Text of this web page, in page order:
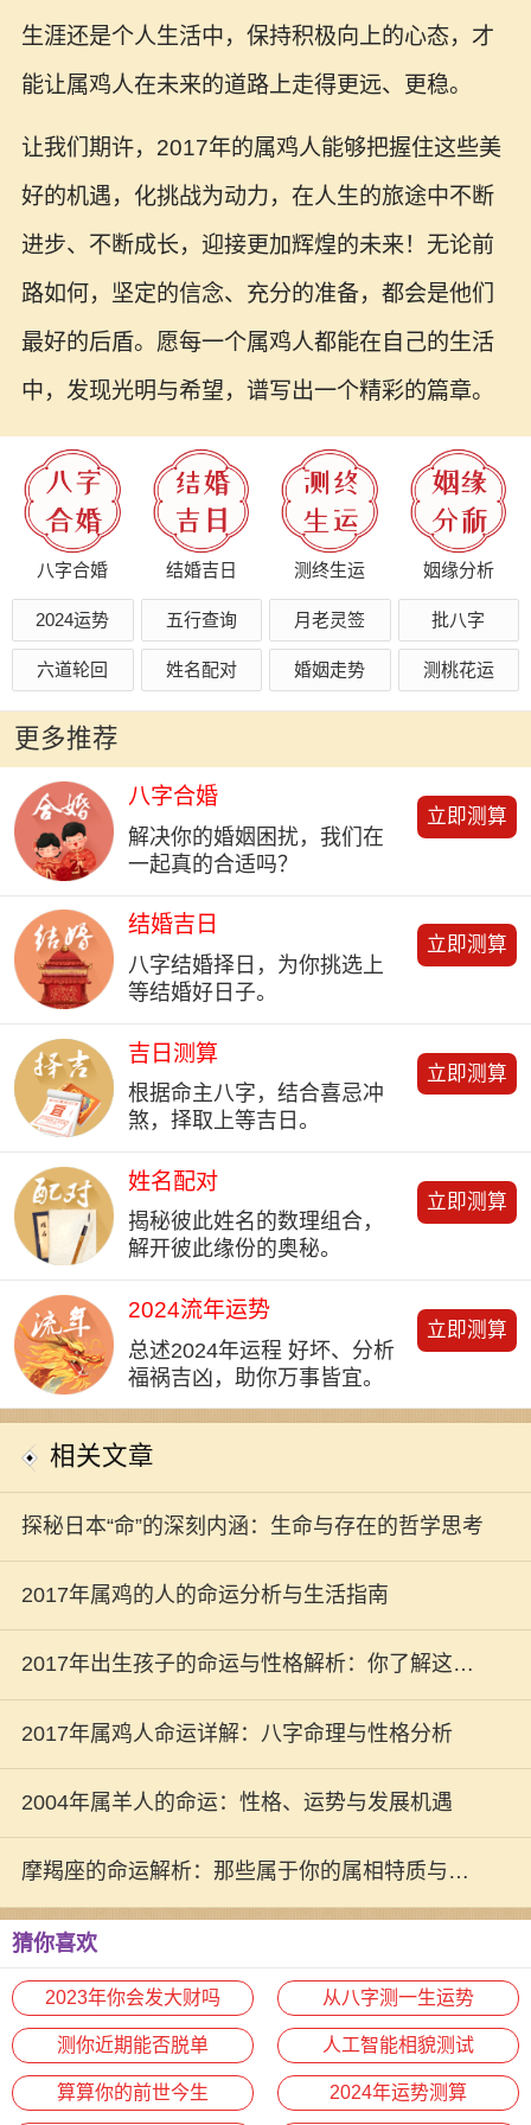
生涯还是个人生活中，保持积极向上的心态，才
能让属鸡人在未来的道路上走得更远、更稳。
让我们期许，2017年的属鸡人能够把握住这些美
好的机遇，化挑战为动力，在人生的旅途中不断
进步、不断成长，迎接更加辉煌的未来！无论前
路如何，坚定的信念、充分的准备，都会是他们
最好的后盾。愿每一个属鸡人都能在自己的生活
中，发现光明与希望，谱写出一个精彩的篇章。
八字合婚 结婚吉日 测终生运 姻缘分析
2024运势 五行查询 月老灵签 批八字
六道轮回 姓名配对 婚姻走势 测桃花运
更多推荐
八字合婚
解决你的婚姻困扰，我们在
一起真的合适吗？
立即测算
结婚吉日
八字结婚择日，为你挑选上
等结婚好日子。
立即测算
吉日测算
根据命主八字，结合喜忌冲
煞，择取上等吉日。
立即测算
姓名配对
揭秘彼此姓名的数理组合，
解开彼此缘份的奥秘。
立即测算
2024流年运势
总述2024年运程 好坏、分析
福祸吉凶，助你万事皆宜。
立即测算
相关文章
探秘日本“命”的深刻内涵：生命与存在的哲学思考
2017年属鸡的人的命运分析与生活指南
2017年出生孩子的命运与性格解析：你了解这个
新生代吗？
2017年属鸡人命运详解：八字命理与性格分析
2004年属羊人的命运：性格、运势与发展机遇
摩羯座的命运解析：那些属于你的属相特质与运
势
猜你喜欢
2023年你会发大财吗 从八字测一生运势
测你近期能否脱单 人工智能相貌测试
算算你的前世今生 2024年运势测算